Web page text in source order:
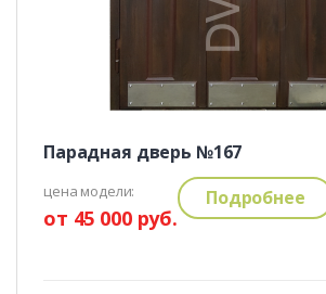
Парадная дверь №167
цена модели:
от 45 000 руб.
Подробнее